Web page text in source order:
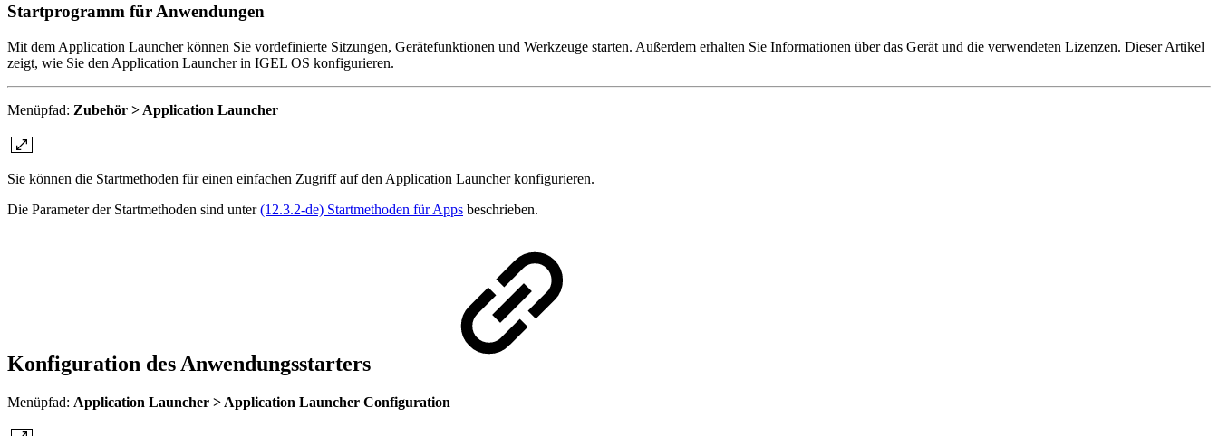
Startprogramm für Anwendungen
Mit dem Application Launcher können Sie vordefinierte Sitzungen, Gerätefunktionen und Werkzeuge starten. Außerdem erhalten Sie Informationen über das Gerät und die verwendeten Lizenzen. Dieser Artikel
zeigt, wie Sie den Application Launcher in IGEL OS konfigurieren.
Menüpfad: Zubehör > Application Launcher
Sie können die Startmethoden für einen einfachen Zugriff auf den Application Launcher konfigurieren.
Die Parameter der Startmethoden sind unter(12.3.2-de) Startmethoden für Apps beschrieben.
Konfiguration des Anwendungsstarters
Menüpfad: Application Launcher > Application Launcher Configuration